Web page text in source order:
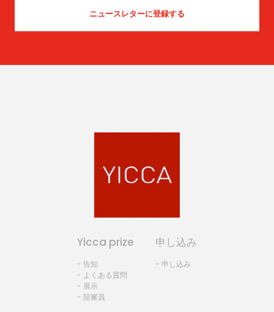
Yicca prize
- 告知
- よくある質問
- 展示
- 陪審員
申し込み
- 申し込み